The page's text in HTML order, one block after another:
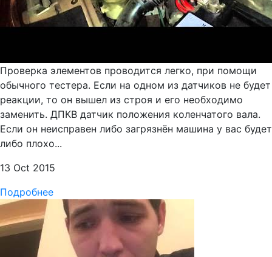
Проверка элементов проводится легко, при помощи
обычного тестера. Если на одном из датчиков не будет
реакции, то он вышел из строя и его необходимо
заменить. ДПКВ датчик положения коленчатого вала.
Если он неисправен либо загрязнён машина у вас будет
либо плохо...
13 Oct 2015
Подробнее